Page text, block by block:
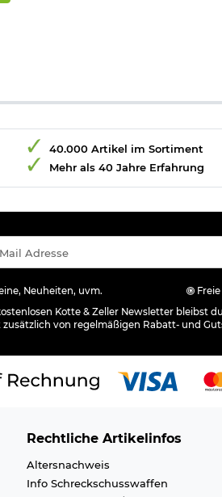
40.000 Artikel im Sortiment
Mehr als 40 Jahre Erfahrung
Neuheiten, uvm. Freie
Kotte & Zeller Newsletter bleibst
von regelmäßigen Rabatt- und
Rechtliche Artikelinfos
Altersnachweis
Info Schreckschusswaffen